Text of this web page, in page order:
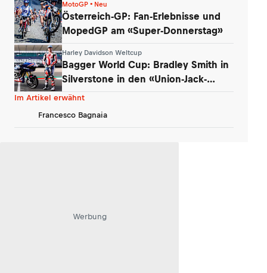
MotoGP • Neu
Österreich-GP: Fan-Erlebnisse und
MopedGP am «Super-Donnerstag»
Harley Davidson Weltcup
Bagger World Cup: Bradley Smith in
Silverstone in den «Union-Jack-
Farben»
Im Artikel erwähnt
Francesco Bagnaia
Werbung